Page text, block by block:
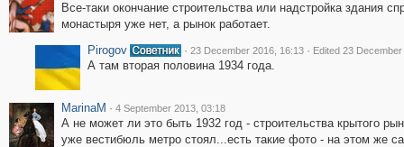
Все-таки окончание строительства или надстройка здания
монастыря уже нет, а рынок работает.
Pirogov
· 23 December 2016, 16:13 · Edited 23
А там вторая половина 1934 года.
MarinaM · 4 September 2013, 03:18
А не может ли это быть 1932 год - строительства крытого
уже вестибюль метро стоял...есть такие фото - на этом же